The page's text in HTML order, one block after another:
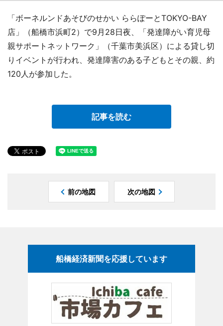
「ボーネルンドあそびのせかい ららぽーとTOKYO-BAY
店」（船橋市浜町2）で9月28日夜、「発達障がい育児母
親サポートネットワーク」（千葉市美浜区）による貸し切
りイベントが行われ、発達障害のある子どもとその親、約
120人が参加した。
記事を読む
前の地図 次の地図
船橋経済新聞を応援しています